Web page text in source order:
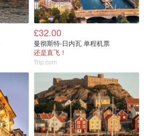
£32.00
曼彻斯特-日内瓦 单程机票
还是直飞！
Trip.com